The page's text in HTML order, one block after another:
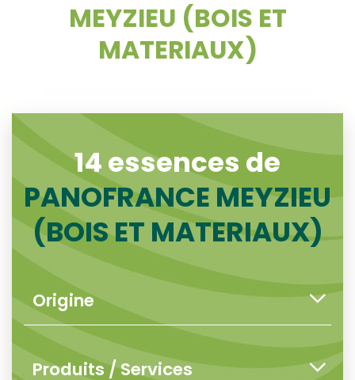
MEYZIEU (BOIS ET
MATERIAUX)
14 essences de
PANOFRANCE MEYZIEU
(BOIS ET MATERIAUX)